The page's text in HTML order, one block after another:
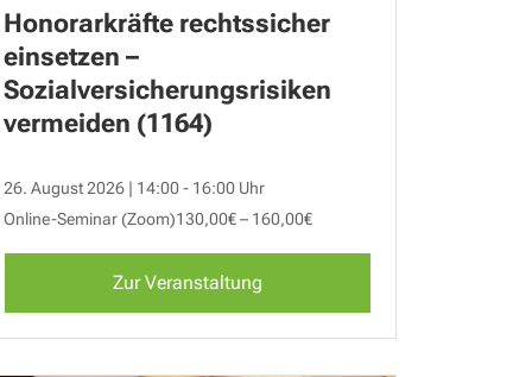
Honorarkräfte rechtssicher
einsetzen –
Sozialversicherungsrisiken
vermeiden (1164)
26. August 2026 | 14:00 - 16:00 Uhr
Online-Seminar (Zoom)130,00€ – 160,00€
Zur Veranstaltung